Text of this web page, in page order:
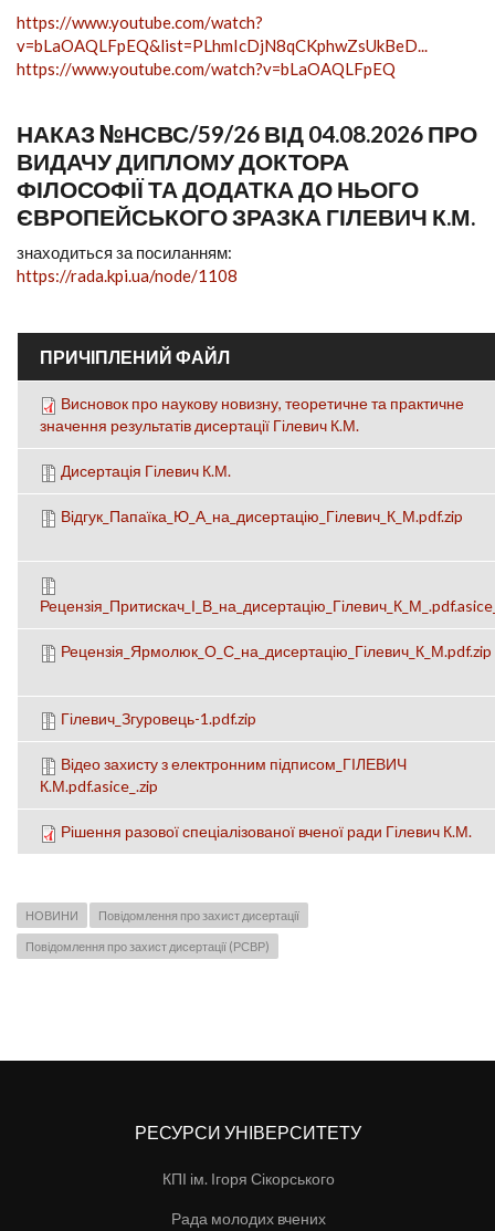
https://www.youtube.com/watch?
v=bLaOAQLFpEQ&list=PLhmIcDjN8qCKphwZsUkBeD...
https://www.youtube.com/watch?v=bLaOAQLFpEQ
НАКАЗ №НСВС/59/26 ВІД 04.08.2026 ПРО
ВИДАЧУ ДИПЛОМУ ДОКТОРА
ФІЛОСОФІЇ ТА ДОДАТКА ДО НЬОГО
ЄВРОПЕЙСЬКОГО ЗРАЗКА ГІЛЕВИЧ К.М.
знаходиться за посиланням:
https://rada.kpi.ua/node/1108
ПРИЧІПЛЕНИЙ ФАЙЛ
Висновок про наукову новизну, теоретичне та практичне
значення результатів дисертації Гілевич К.М.
Дисертація Гілевич К.М.
Відгук_Папаїка_Ю_А_на_дисертацію_Гілевич_К_М.pdf.zip
Рецензія_Ярмолюк_О_С_на_дисертацію_Гілевич_К_М.pdf.zip
Гілевич_Згуровець-1.pdf.zip
Відео захисту з електронним підписом_ГІЛЕВИЧ
К.М.pdf.asice_.zip
Рішення разової спеціалізованої вченої ради Гілевич К.М.
НОВИНИ Повідомлення про захист дисертації
Повідомлення про захист дисертації (РСВР)
РЕСУРСИ УНІВЕРСИТЕТУ
КПІ ім. Ігоря Сікорського
Рада молодих вчених